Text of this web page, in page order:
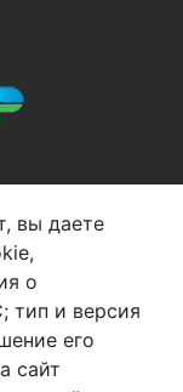
вы даете
о
тип и версия
его
сайт